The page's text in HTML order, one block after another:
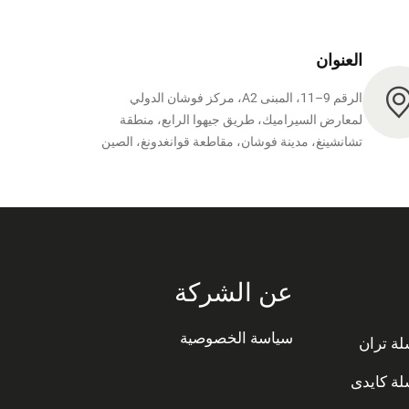
العنوان
الرقم 9–11، المبنى A2، مركز فوشان الدولي
لمعارض السيراميك، طريق جيهوا الرابع، منطقة
تشانشينغ، مدينة فوشان، مقاطعة قوانغدونغ، الصين
تران
كايدى
عن الشركة
سياسة الخصوصية